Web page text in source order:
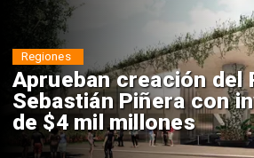
Aprueban creación del
Sebastián Piñera con
de $4 mil millones
Regiones